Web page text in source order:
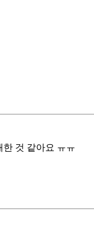
것 같아요 ㅠㅠ